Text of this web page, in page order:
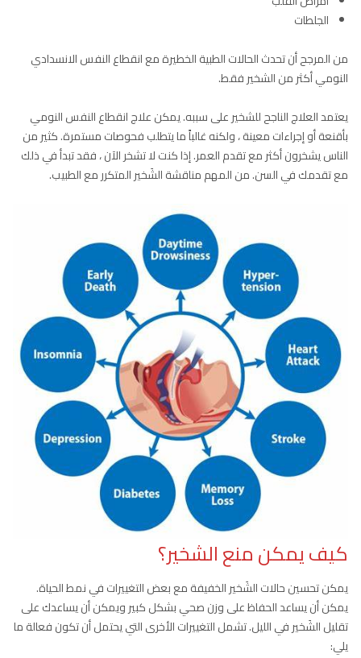
الجلطات
من المرجح أن تحدث الحالات الطبية الخطيرة مع انقطاع النفس الانسدادي
النومي أكثر من الشخير فقط.
يعتمد العلاج الناجح للشخير على سببه. يمكن علاج انقطاع النفس النومي
بأقنعة أو إجراءات معينة ، ولكنه غالباً ما يتطلب فحوصات مستمرة. كثير من
الناس يشخرون أكثر مع تقدم العمر. إذا كنت لا تشخر الآن ، فقد تبدأ في ذلك
مع تقدمك في السن. من المهم مناقشة الشَخير المتكرر مع الطبيب.
كيف يمكن منع الشخير؟
يمكن تحسين حالات الشَخير الخفيفة مع بعض التغييرات في نمط الحياة.
يمكن أن يساعد الحفاظ على وزن صحي بشكل كبير ويمكن أن يساعدك على
تقليل الشَخير في الليل. تشمل التغييرات الأخرى التي يحتمل أن تكون فعالة ما
يلي: